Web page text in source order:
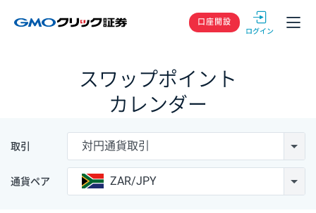
GMOクリック
口座開設
スワップポイント
カレンダー
取引 対円通貨取引
通貨ペア ZAR/JPY